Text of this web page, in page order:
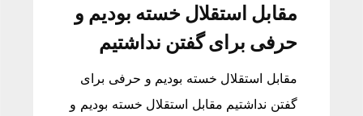
مقابل استقلال خسته بودیم و
حرفی برای گفتن نداشتیم
مقابل استقلال خسته بودیم و حرفی برای
گفتن نداشتیم مقابل استقلال خسته بودیم و